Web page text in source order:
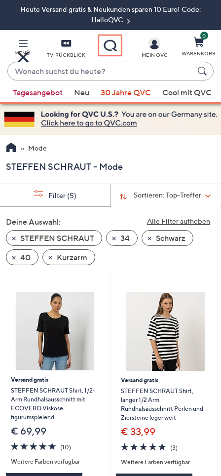
ZumHeute Versand gratis & Neukunden sparen 10 Euro! Code:
HalloQVC
MENÜ TV-RÜCKBLICK
Wonach
suchst
du
heute?
Vorschläge
verfügbar
sind,
verwenden
Sie
Pfeiltasten
nach
und
nach
unten
oder
wischen
Sie
diese
anzuzeigen.
MEIN QVC
0
WARENKORB
Tagesangebot Neu 30 Jahre QVC Cool mit QVC
Mode
STEFFEN SCHRAUT - Mode
Sortieren:Top-Treffer
Filter (5)
Alle Filter aufheben
Deine Auswahl:
STEFFEN SCHRAUT
34
Schwarz
40
Kurzarm
Versand gratis
STEFFEN SCHRAUT Shirt, 1/2-
Arm Rundhalsausschnitt mit
ECOVERO Viskose
figurumspielend
€ 69,99
5.0
von
5
(10)10
Weitere Farben verfügbar
Versand gratis
STEFFEN SCHRAUT Shirt,
langer 1/2 Arm
Rundhalsausschnitt Perlen und
Ziersteine leger weit
€ 33,99
5.0
von
5
(3)3
Weitere Farben verfügbar